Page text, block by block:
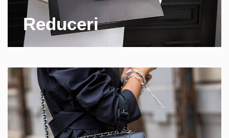
Reduceri